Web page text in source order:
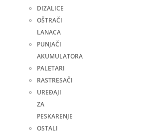
DIZALICE
OŠTRAČI
LANACA
PUNJAČI
AKUMULATORA
PALETARI
RASTRESAČI
UREĐAJI
ZA
PESKARENJE
OSTALI